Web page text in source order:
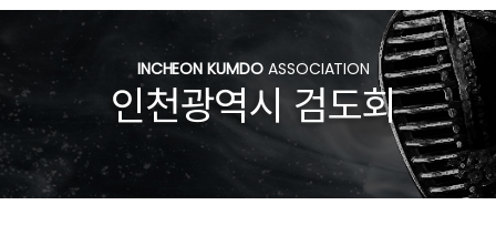
INCHEON KUMDOASSOCIATION
인천광역시 검도회